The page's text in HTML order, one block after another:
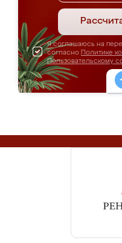
Я соглашаюсь на
согласно Политике
Пользовательскому